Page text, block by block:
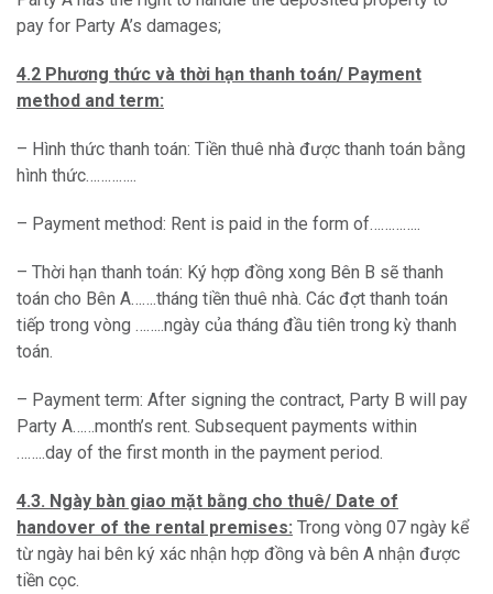
pay for Party A’s damages;
4.2 Phương thức và thời hạn thanh toán/ Payment
method and term:
– Hình thức thanh toán: Tiền thuê nhà được thanh toán bằng
hình thức…………..
– Payment method: Rent is paid in the form of…………..
– Thời hạn thanh toán: Ký hợp đồng xong Bên B sẽ thanh
toán cho Bên A…….tháng tiền thuê nhà. Các đợt thanh toán
tiếp trong vòng ……..ngày của tháng đầu tiên trong kỳ thanh
toán.
– Payment term: After signing the contract, Party B will pay
Party A……month’s rent. Subsequent payments within
……..day of the first month in the payment period.
4.3. Ngày bàn giao mặt bằng cho thuê/ Date of
handover of the rental premises: Trong vòng 07 ngày kể
từ ngày hai bên ký xác nhận hợp đồng và bên A nhận được
tiền cọc.